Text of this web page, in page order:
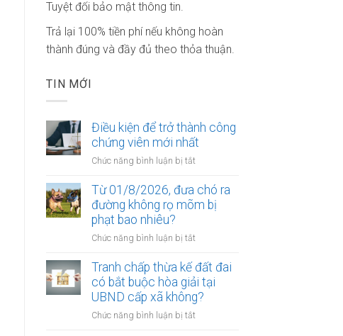
Tuyệt đối bảo mật thông tin.
Trả lại 100% tiền phí nếu không hoàn
thành đúng và đầy đủ theo thỏa thuận.
TIN MỚI
Điều kiện để trở thành công
chứng viên mới nhất
Chức năng bình luận bị tắt
kiện
để
công
viên
mới
nhất
Từ 01/8/2026, đưa chó ra
đường không rọ mõm bị
phạt bao nhiêu?
Chức năng bình luận bị tắt
01/8/2026,
đưa
chó
ra
đường
Tranh chấp thừa kế đất đai
có bắt buộc hòa giải tại
UBND cấp xã không?
Chức năng bình luận bị tắt